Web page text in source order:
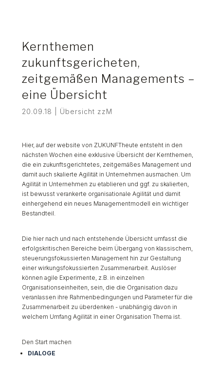
Kernthemen
zukunftsgericheten,
zeitgemäßen Managements –
eine Übersicht
20.09.18 Übersicht zzM
Hier, auf der website von ZUKUNFTheute entsteht in den
nächsten Wochen eine exklusive Übersicht der Kernthemen,
die ein zukunftsgerichtetes, zeitgemäßes Management und
damit auch skalierte Agilität in Unternehmen ausmachen. Um
Agilität in Unternehmen zu etablieren und ggf. zu skalierten,
ist bewusst verankerte organisationale Agilität und damit
einhergehend ein neues Managementmodell ein wichtiger
Bestandteil.
Die hier nach und nach entstehende Übersicht umfasst die
erfolgskritischen Bereiche beim Übergang von klassischem,
steuerungsfokussierten Management hin zur Gestaltung
einer wirkungsfokussierten Zusammenarbeit. Auslöser
können agile Experimente, z.B. in einzelnen
Organisationseinheiten, sein, die die Organisation dazu
veranlassen ihre Rahmenbedingungen und Parameter für die
Zusammenarbeit zu überdenken - unabhängig davon in
welchem Umfang Agilität in einer Organisation Thema ist.
Den Start machen
DIALOGE